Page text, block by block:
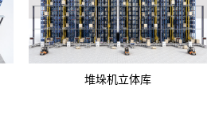
堆垛机立体库